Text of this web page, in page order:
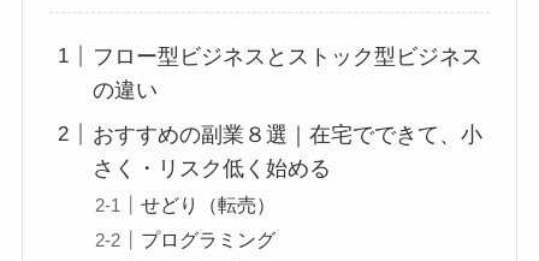
フロー型ビジネスとストック型ビジネス
の違い
おすすめの副業８選｜在宅でできて、小
さく・リスク低く始める
せどり（転売）
プログラミング